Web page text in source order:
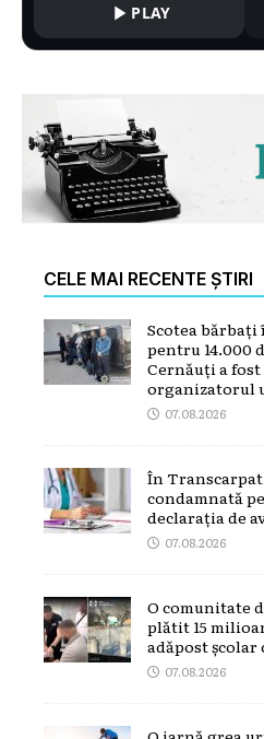
PLAY
CELE MAI RECENTE ȘTIRI
Scotea bărbați
pentru 14.000
Cernăuți a
organizatorul
07.08.2026
În
condamnată
declarația de
07.08.2026
O comunitate
plătit 15
adăpost școlar
07.08.2026